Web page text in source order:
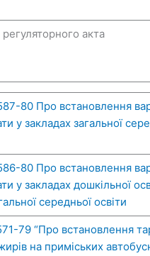
акта
80 Про встановлення
у закладах загальної
80 Про встановлення
у закладах дошкільної
середньої освіти
79 “Про встановлення
на приміських